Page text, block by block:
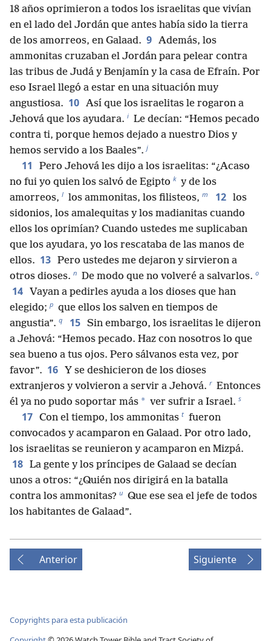
18 años oprimieron a todos los israelitas que vivían
en el lado del Jordán que antes había sido la tierra
de los amorreos, en Galaad. 9 Además, los
ammonitas cruzaban el Jordán para pelear contra
las tribus de Judá y Benjamín y la casa de Efraín. Por
eso Israel llegó a estar en una situación muy
angustiosa. 10 Así que los israelitas le rogaron a
Jehová que los ayudara. i Le decían: “Hemos pecado
contra ti, porque hemos dejado a nuestro Dios y
hemos servido a los Baales”. j
11
Pero Jehová les dijo a los israelitas: “¿Acaso
no fui yo quien los salvó de Egipto k y de los
amorreos, l los ammonitas, los filisteos, m 12 los
sidonios, los amalequitas y los madianitas cuando
ellos los oprimían? Cuando ustedes me suplicaban
que los ayudara, yo los rescataba de las manos de
ellos. 13 Pero ustedes me dejaron y sirvieron a
otros dioses. n De modo que no volveré a salvarlos. o
14 Vayan a pedirles ayuda a los dioses que han
elegido; p que ellos los salven en tiempos de
angustia”. q 15 Sin embargo, los israelitas le dijeron
a Jehová: “Hemos pecado. Haz con nosotros lo que
sea bueno a tus ojos. Pero sálvanos esta vez, por
favor”. 16 Y se deshicieron de los dioses
extranjeros y volvieron a servir a Jehová. r Entonces
él ya no pudo soportar más * ver sufrir a Israel. s
17 Con el tiempo, los ammonitas t fueron
convocados y acamparon en Galaad. Por otro lado,
los israelitas se reunieron y acamparon en Mizpá.
18 La gente y los príncipes de Galaad se decían
unos a otros: “¿Quién nos dirigirá en la batalla
contra los ammonitas? u Que ese sea el jefe de todos
los habitantes de Galaad”.
Anterior Siguiente
Copyrights para esta publicación